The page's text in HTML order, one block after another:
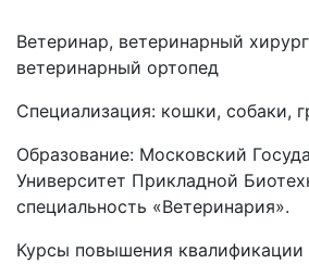
Ветеринар, ветеринарный
ветеринарный ортопед
Специализация: кошки, собаки,
Образование: Московский
Университет Прикладной
специальность «Ветеринария».
Курсы повышения квалификации